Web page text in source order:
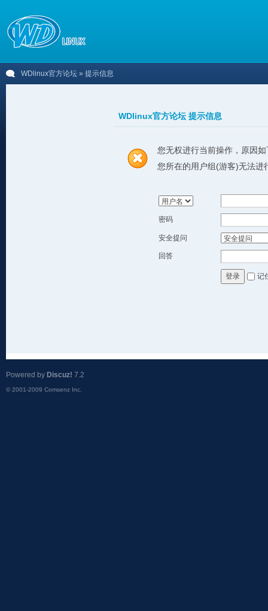
WDlinux官方论坛 » 提示信息
WDlinux官方论坛 提示信息
您无权进行当前操作，原因如
您所在的用户组(游客)无法进
密码
安全提问
回答
登录 记
Powered by Discuz! 7.2
© 2001-2009 Comsenz Inc.